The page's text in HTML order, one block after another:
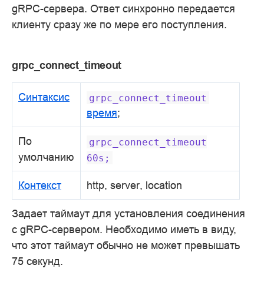
gRPC-сервера. Ответ синхронно передается
клиенту сразу же по мере его поступления.
grpc_connect_timeout
Синтаксис grpc_connect_timeout
время;
По
умолчанию
grpc_connect_timeout
60s;
Контекст http, server, location
Задает таймаут для установления соединения
с gRPC-сервером. Необходимо иметь в виду,
что этот таймаут обычно не может превышать
75 секунд.